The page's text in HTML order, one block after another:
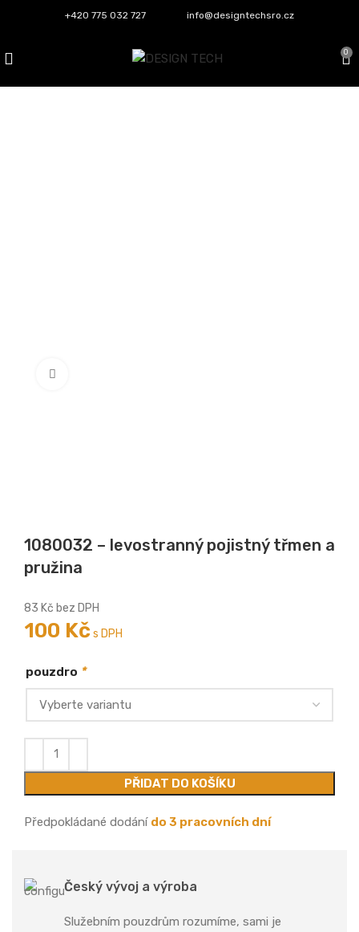
+420 775 032 727 info@designtechsro.cz
0
1080032 – levostranný pojistný třmen a
pružina
83 Kč bez DPH
100 Kč s DPH
pouzdro *
PŘIDAT DO KOŠÍKU
Předpokládané dodání do 3 pracovních dní
Český vývoj a výroba
Služebním pouzdrům rozumíme, sami je